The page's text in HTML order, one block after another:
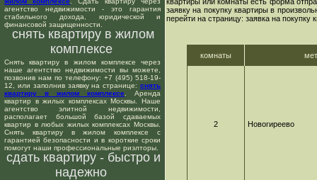
агентство недвижимости - это гарантия
стабильного дохода, юридической и
финансовой защищенности.
снять квартиру в жилом
комплексе
Снять квартиру в жилом комплексе через
наше агентство недвижимости вы можете,
позвонив нам по телефону: +7 (495) 518-19-
12, или заполнив заявку на странице: снять
квартиру в жилом комплексе . Аренда
квартир в жилых комплексах Москвы. Наше
агентство элитной недвижимости,
располагает большой базой сдаваемых
квартир в любых жилых комплексах Москвы.
Снять квартиру в жилом комплексе с
гарантией безопасности и в короткие сроки
помогут наши профессиональные риэлторы.
сдать квартиру - быстро и
надежно
заявку на покупку квартиры в
перейти на страницу: заявка на покупку
комнаты
2 Новогиреево